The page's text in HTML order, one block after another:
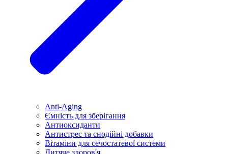
Anti-Aging
Ємність для зберігання
Антиоксиданти
Антистрес та снодійні добавки
Вітаміни для сечостатевої системи
Дитяче здоров'я